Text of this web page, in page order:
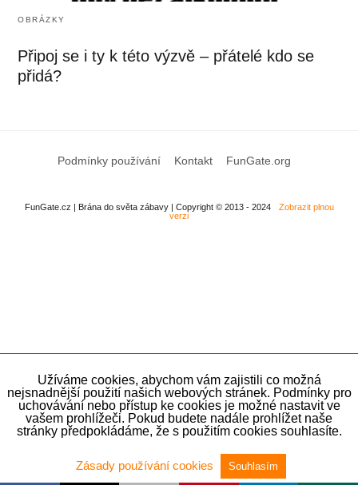
OBRÁZKY
Připoj se i ty k této výzvě – přátelé kdo se
přidá?
Podmínky používání Kontakt FunGate.org
FunGate.cz | Brána do světa zábavy | Copyright © 2013 - 2024
Zobrazit plnou
verzi
Užíváme cookies, abychom vám zajistili co možná
nejsnadnější použití našich webových stránek. Podmínky pro
uchovávání nebo přístup ke cookies je možné nastavit ve
vašem prohlížeči. Pokud budete nadále prohlížet naše
stránky předpokládáme, že s použitím cookies souhlasíte.
Zásady používání cookies Souhlasím